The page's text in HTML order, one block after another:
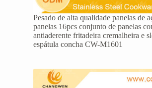
Pesado de alta qualidade panelas de
panelas 16pcs conjunto de panelas
antiaderente fritadeira cremalheira e
espátula concha CW-M1601